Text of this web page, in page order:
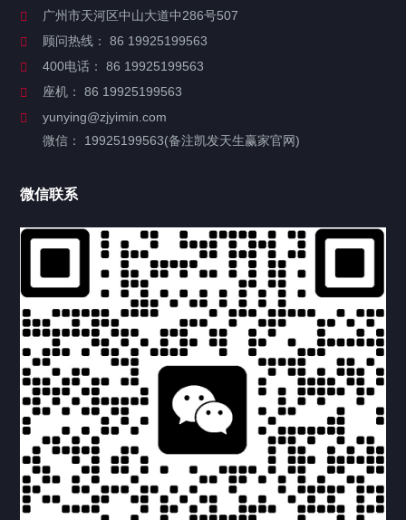
圣基茨移民
格林纳达移民
多米尼克移民
塞浦路斯移民
移民政策
花几十万办的护照，移民局凯发天生赢家官网真能查到
吗？
2026-06-08 6775
移民那些小岛国，到底图个啥？聊聊真实前景
2026-06-08 676
广州市天河区中山大道中286号507
顾问热线： 86 19925199563
400电话： 86 19925199563
座机： 86 19925199563
yunying@zjyimin.com
微信： 19925199563(备注凯发天生赢家官网)
微信联系